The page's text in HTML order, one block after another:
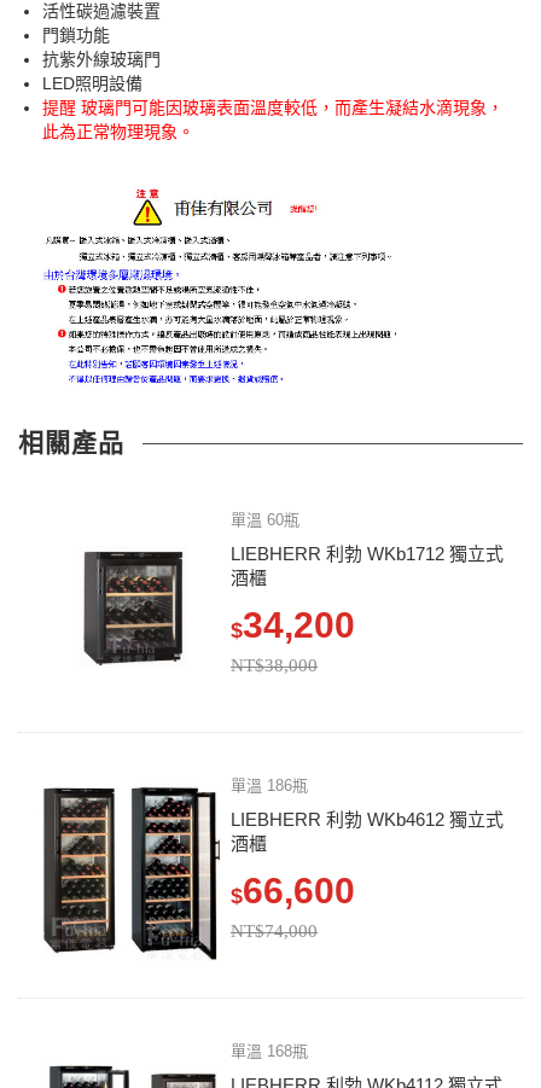
活性碳過濾裝置
門鎖功能
抗紫外線玻璃門
LED照明設備
提醒 玻璃門可能因玻璃表面溫度較低，而產生凝結水滴現象，
此為正常物理現象。
相關產品
單溫 60瓶
LIEBHERR 利勃 WKb1712 獨立式
酒櫃
$34,200
NT$38,000
單溫 186瓶
LIEBHERR 利勃 WKb4612 獨立式
酒櫃
$66,600
NT$74,000
單溫 168瓶